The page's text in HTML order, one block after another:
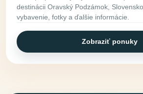
destinácii Oravský Podzámok,
vybavenie, fotky a ďalšie informácie.
Zobraziť ponuky